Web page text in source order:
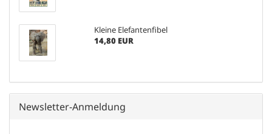
Kleine Elefantenfibel
14,80 EUR
Newsletter-Anmeldung